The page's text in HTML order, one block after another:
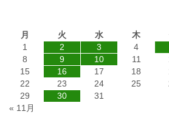
月 火 水 木
1
2 3 4
8
9 10 11
15
16 17 18
22
23 24 25
29
30
31
« 11月